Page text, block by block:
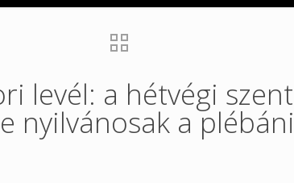
levél: a hétvégi
nyilvánosak a